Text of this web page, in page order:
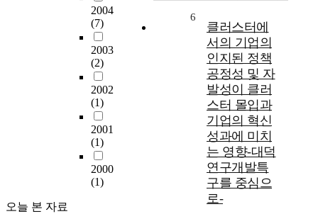
2004
(7)
2003
(2)
2002
(1)
2001
(1)
2000
(1)
오늘 본 자료
6
클러스터에
서의 기업의
인지된 정책
공정성 및 자
발성이 클러
스터 몰입과
기업의 혁신
성과에 미치
는 영향-대덕
연구개발특
구를 중심으
로-